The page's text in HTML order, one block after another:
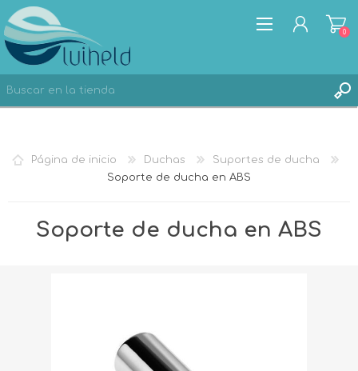
REGISTRO
0
Página de inicio Duchas
Suportes de ducha
Soporte de ducha en ABS
Soporte de ducha en ABS